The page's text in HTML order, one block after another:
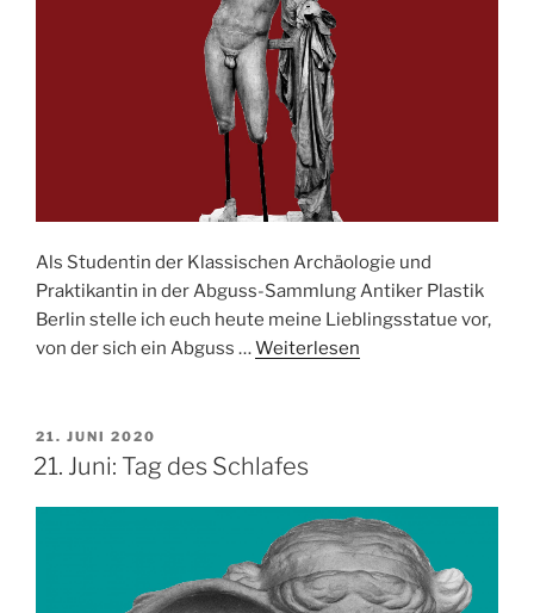
Als Studentin der Klassischen Archäologie und
Praktikantin in der Abguss-Sammlung Antiker Plastik
Berlin stelle ich euch heute meine Lieblingsstatue vor,
von der sich ein Abguss …Weiterlesen
VERÖFFENTLICHT
AM
21. JUNI 2020
21. Juni: Tag des Schlafes